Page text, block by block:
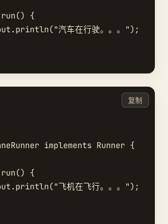
{
汽车在行驶。。。");
implements Runner {
{
飞机在飞行。。。");
复制